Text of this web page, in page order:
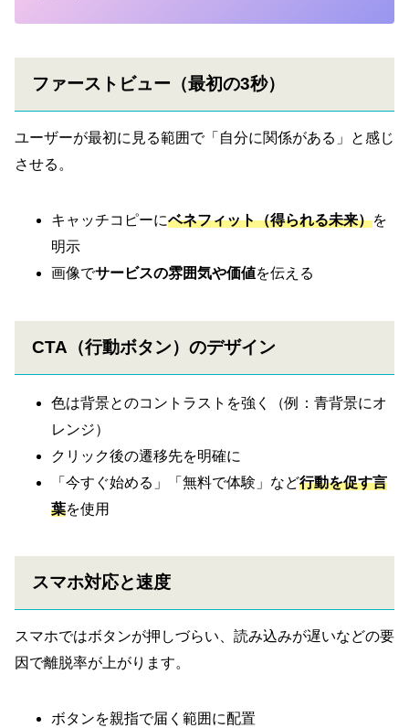
ファーストビュー（最初の3秒）
ユーザーが最初に見る範囲で「自分に関係がある」と感じ
させる。
キャッチコピーにベネフィット（得られる未来）を
明示
画像でサービスの雰囲気や価値を伝える
CTA（行動ボタン）のデザイン
色は背景とのコントラストを強く（例：青背景にオ
レンジ）
クリック後の遷移先を明確に
「今すぐ始める」「無料で体験」など行動を促す言
葉を使用
スマホ対応と速度
スマホではボタンが押しづらい、読み込みが遅いなどの要
因で離脱率が上がります。
ボタンを親指で届く範囲に配置